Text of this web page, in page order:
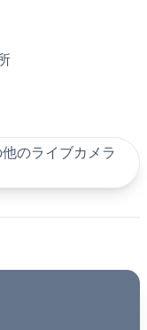
のライブカメラ